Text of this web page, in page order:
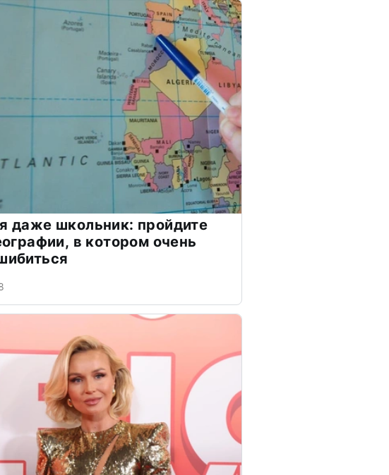
даже школьник: пройдите
в котором очень